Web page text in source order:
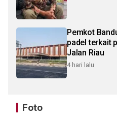
Pemkot
padel terkait
Jalan Riau
4 hari lalu
Foto